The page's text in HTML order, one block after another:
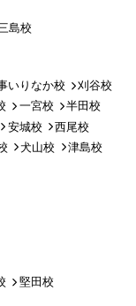
島校
いりなか校
刈谷校
一宮校
半田校
安城校
西尾校
犬山校
津島校
堅田校